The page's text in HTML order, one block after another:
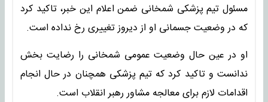
مسئول تیم پزشکی شمخانی ضمن اعلام این خبر، تاکید کرد
که در وضعیت جسمانی او از دیروز تغییری رخ نداده است.
او در عین حال وضعیت عمومی شمخانی را رضایت بخش
ندانست و تاکید کرد که تیم پزشکی همچنان در حال انجام
اقدامات لازم برای معالجه مشاور رهبر انقلاب است.